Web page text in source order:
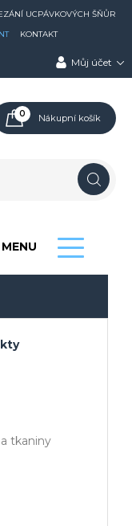
UCPÁVKOVÝCH ŠŇŮR
KONTAKT
Můj účet
0 Nákupní košík
MENU
tkaniny